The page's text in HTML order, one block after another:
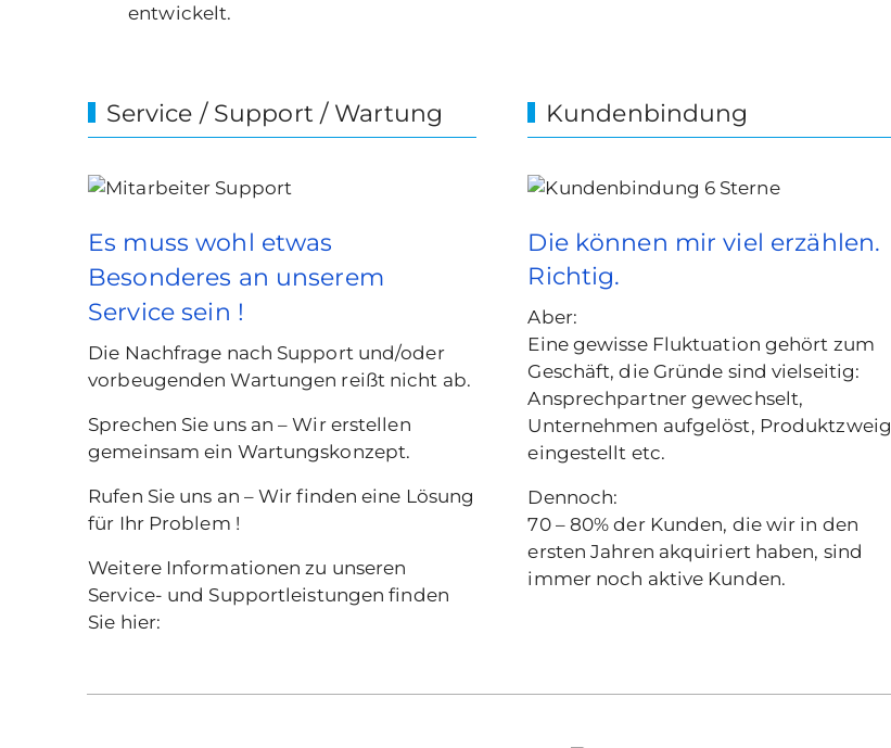
entwickelt.
Service / Support / Wartung
Es muss wohl etwas
Besonderes an unserem
Service sein !
Die Nachfrage nach Support und/oder
vorbeugenden Wartungen reißt nicht ab.
Sprechen Sie uns an – Wir erstellen
gemeinsam ein Wartungskonzept.
Rufen Sie uns an – Wir finden eine Lösung
für Ihr Problem !
Weitere Informationen zu unseren
Service- und Supportleistungen finden
Sie hier:
Kundenbindung
Die können mir viel erzählen.
Richtig.
Aber:
Eine gewisse Fluktuation gehört zum
Geschäft, die Gründe sind vielseitig:
Ansprechpartner gewechselt,
Unternehmen aufgelöst, Produktzweig
eingestellt etc.
Dennoch:
70 – 80% der Kunden, die wir in den
ersten Jahren akquiriert haben, sind
immer noch aktive Kunden.